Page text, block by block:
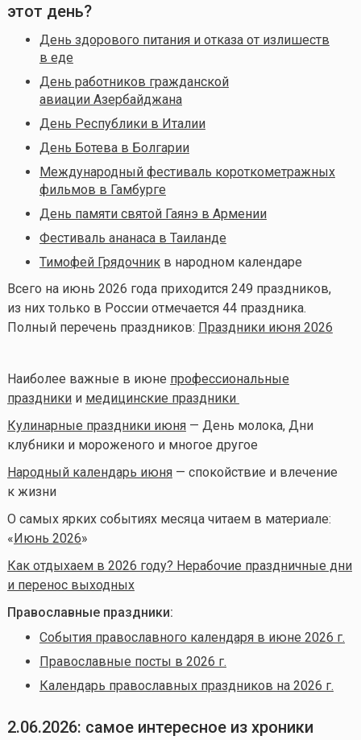
этот день?
День здорового питания и отказа от излишеств
в еде
День работников гражданской
авиации Азербайджана
День Республики в Италии
День Ботева в Болгарии
Международный фестиваль короткометражных
фильмов в Гамбурге
День памяти святой Гаянэ в Армении
Фестиваль ананаса в Таиланде
Тимофей Грядочникв народном календаре
Всего на июнь 2026 года приходится 249 праздников,
из них только в России отмечается 44 праздника.
Полный перечень праздников: Праздники июня 2026
Наиболее важные в июне профессиональные
праздникии медицинские праздники
Кулинарные праздники июня— День молока, Дни
клубники и мороженого и многое другое
Народный календарь июня— спокойствие и влечение
к жизни
О самых ярких событиях месяца читаем в материале:
«Июнь 2026»
Как отдыхаем в 2026 году? Нерабочие праздничные дни
и перенос выходных
Православные праздники:
События православного календаря в июне 2026 г.
Православные посты в 2026 г.
Календарь православных праздников на 2026 г.
2.06.2026: самое интересное из хроники